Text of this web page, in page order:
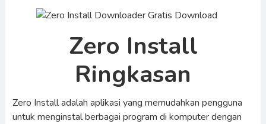
Zero Install
Ringkasan
Zero Install adalah aplikasi yang memudahkan pengguna
untuk menginstal berbagai program di komputer dengan